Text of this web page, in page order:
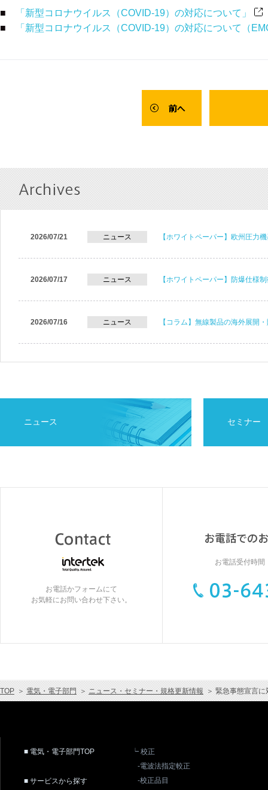
■
「新型コロナウイルス（COVID-19）の対応について」
■
「新型コロナウイルス（COVID-19）の対応について（
2026/07/21 ニュース 【ホワイトペーパー】欧州圧力
2026/07/17 ニュース 【ホワイトペーパー】防爆仕様
2026/07/16 ニュース 【コラム】無線製品の海外展開
ニュース セミナー
お電話かフォームにて
お気軽にお問い合わせ下さい。
お電話受付時間
TOP ＞ 電気・電子部門 ＞ ニュース・セミナー・規格更新情報 ＞ 緊急事態宣言に
■ 電気・電子部門TOP
■ サービスから探す
┕ 校正
-電波法指定較正
-校正品目